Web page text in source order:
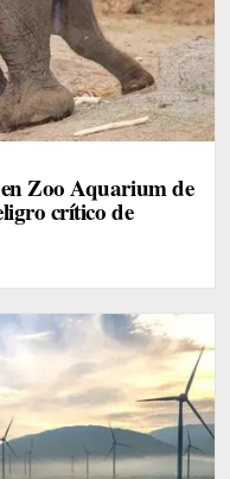
Zoo Aquarium de
crítico de